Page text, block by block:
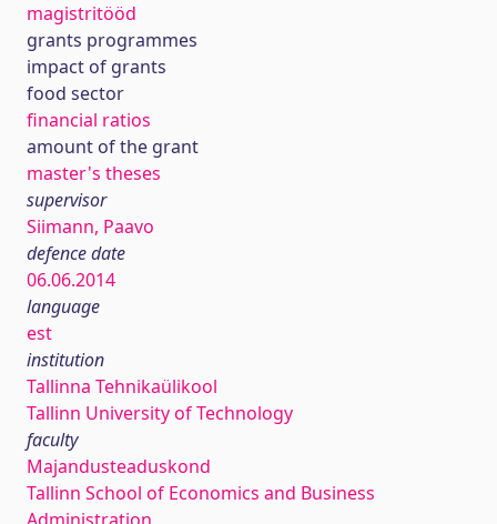
magistritööd
grants programmes
impact of grants
food sector
financial ratios
amount of the grant
master's theses
supervisor
Siimann, Paavo
defence date
06.06.2014
language
est
institution
Tallinna Tehnikaülikool
Tallinn University of Technology
faculty
Majandusteaduskond
Tallinn School of Economics and Business